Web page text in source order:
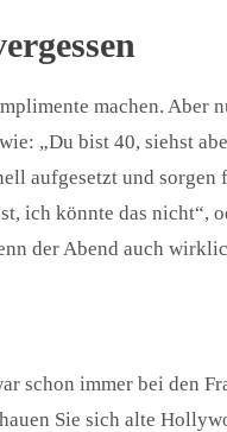
machen. Aber
„Du bist 40, siehst
aufgesetzt und sorgen
ich könnte das nicht“,
der Abend auch
schon immer bei den
Sie sich alte